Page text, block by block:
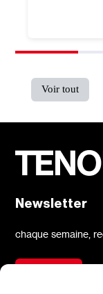
Voir tout
Newsletter
chaque semaine,